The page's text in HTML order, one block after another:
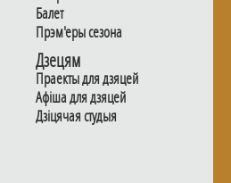
Балет
Прэм'еры сезона
Дзецям
Праекты для дзяцей
Афiша для дзяцей
Дзiцячая студыя